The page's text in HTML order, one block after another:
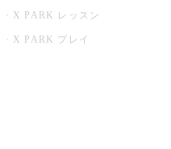
X PARK レッスン
X PARK プレイ